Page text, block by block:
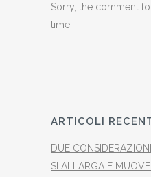
Sorry, the comment
time.
ARTICOLI
DUE
SI ALLARGA E